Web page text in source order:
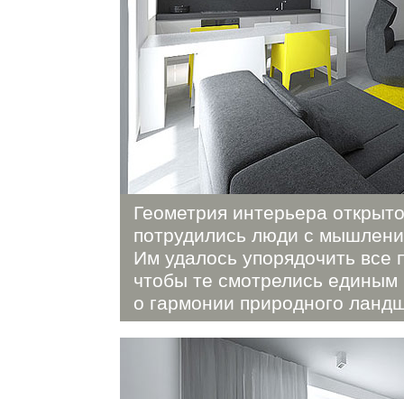
Геометрия интерьера
потрудились люди с
Им удалось упорядочить все
чтобы те смотрелись
о гармонии природного